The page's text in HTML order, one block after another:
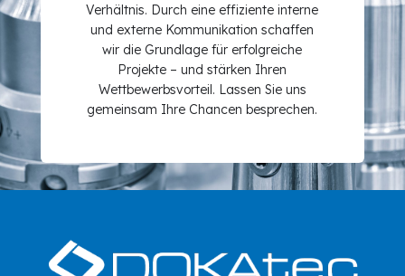
Verhältnis. Durch eine effiziente interne
und externe Kommunikation schaffen
wir die Grundlage für erfolgreiche
Projekte – und stärken Ihren
Wettbewerbsvorteil. Lassen Sie uns
gemeinsam Ihre Chancen besprechen.